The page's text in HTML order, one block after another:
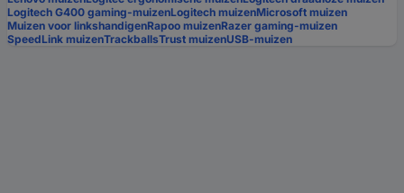
Logitech G400 gaming-muizenLogitech muizenMicrosoft muizen
Muizen voor linkshandigenRapoo muizenRazer gaming-muizen
SpeedLink muizenTrackballsTrust muizenUSB-muizen